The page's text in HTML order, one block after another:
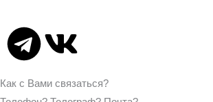
T
e
V
k
Как с Вами связаться?